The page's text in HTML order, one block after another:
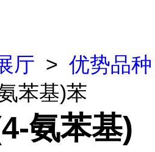
厅 > 优势品种
苯基)苯
氨苯基)